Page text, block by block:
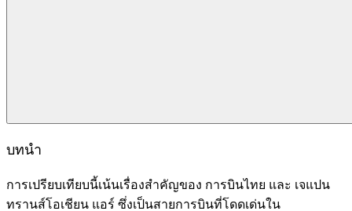
บทนำ
การเปรียบเทียบนี้เน้นเรื่องสำคัญของ การบินไทย และ เจแปน
ทรานส์โอเชียน แอร์ ซึ่งเป็นสายการบินที่โดดเด่นใน